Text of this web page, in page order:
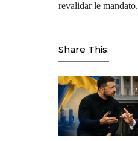
revalidar le mandato.
Share This: